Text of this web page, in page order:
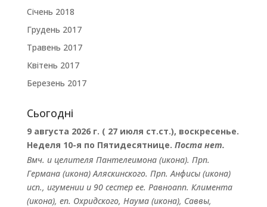
Січень 2018
Грудень 2017
Травень 2017
Квітень 2017
Березень 2017
Сьогодні
9 августа 2026 г. ( 27 июля ст.ст.), воскресенье.
Неделя 10-я по Пятидесятнице. Поста нет.
Вмч. и целителя Пантелеимона(икона). Прп.
Германа(икона) Аляскинского. Прп.Анфисы(икона)
исп., игумении и 90 сестер ее. Равноапп. Климента
(икона), еп. Охридского, Наума(икона), Саввы,